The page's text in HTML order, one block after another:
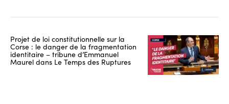
Projet de loi constitutionnelle sur la
Corse : le danger de la fragmentation
identitaire – tribune d’Emmanuel
Maurel dans Le Temps des Ruptures